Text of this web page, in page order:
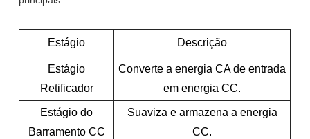
Estágio Descrição
Estágio
Retificador
Converte a energia CA de entrada
em energia CC.
Estágio do
Barramento CC
Suaviza e armazena a energia
CC.